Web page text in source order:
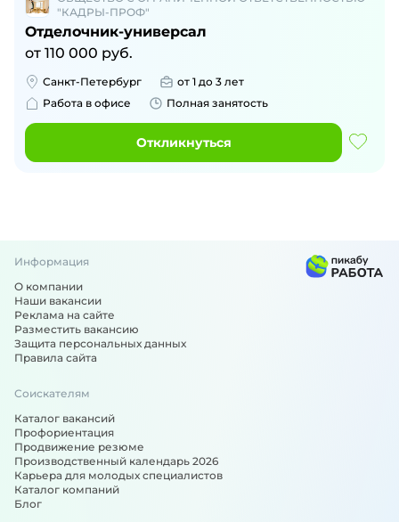
"КАДРЫ-ПРОФ"
Отделочник-универсал
от 110 000 руб.
Санкт-Петербург
от 1 до 3 лет
Работа в офисе
Полная занятость
Откликнуться
Информация
О компании
Наши вакансии
Реклама на сайте
Разместить вакансию
Защита персональных данных
Правила сайта
Соискателям
Каталог вакансий
Профориентация
Продвижение резюме
Производственный календарь 2026
Карьера для молодых специалистов
Каталог компаний
Блог